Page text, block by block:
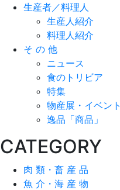
生産者／料理人
生産人紹介
料理人紹介
そ の 他
ニュース
食のトリビア
特集
物産展・イベント
逸品「商品」
CATEGORY
肉 類・畜 産 品
魚 介・海 産 物